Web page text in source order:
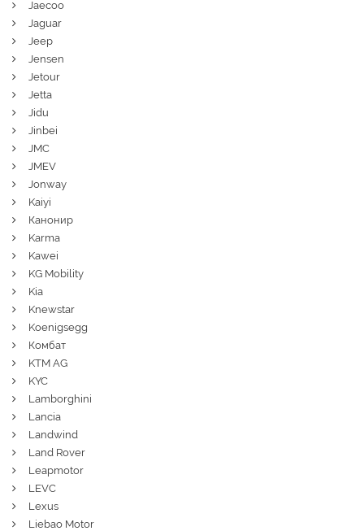
Jaecoo
Jaguar
Jeep
Jensen
Jetour
Jetta
Jidu
Jinbei
JMC
JMEV
Jonway
Kaiyi
Канонир
Karma
Kawei
KG Mobility
Kia
Knewstar
Koenigsegg
Комбат
KTM AG
KYC
Lamborghini
Lancia
Landwind
Land Rover
Leapmotor
LEVC
Lexus
Liebao Motor